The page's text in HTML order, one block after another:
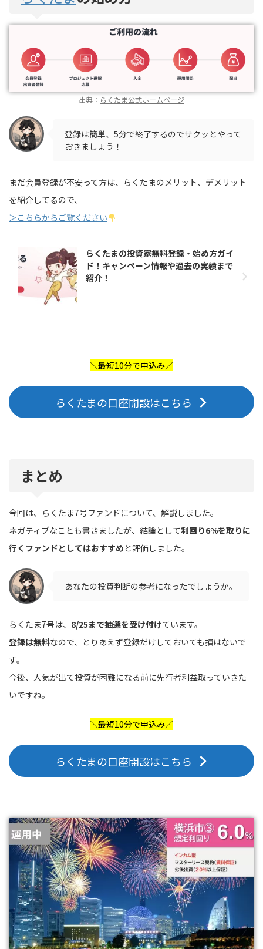
出典： らくたま公式ホームページ
登録は簡単、5分で終了するのでサクッとやって
おきましょう！
まだ会員登録が不安って方は、らくたまのメリット、デメリット
を紹介してるので、
＞こちらからご覧ください
らくたまの投資家無料登録・始め方ガイ
ド！キャンペーン情報や過去の実績まで
紹介！
＼最短10分で申込み／
らくたまの口座開設はこちら
まとめ
今回は、らくたま7号ファンドについて、解説しました。
ネガティブなことも書きましたが、結論として利回り6%を取りに
行くファンドとしてはおすすめと評価しました。
あなたの投資判断の参考になったでしょうか。
らくたま7号は、 8/25まで抽選を受け付けています。
登録は無料なので、とりあえず登録だけしておいても損はないで
す。
今後、人気が出て投資が困難になる前に先行者利益取っていきた
いですね。
＼最短10分で申込み／
らくたまの口座開設はこちら